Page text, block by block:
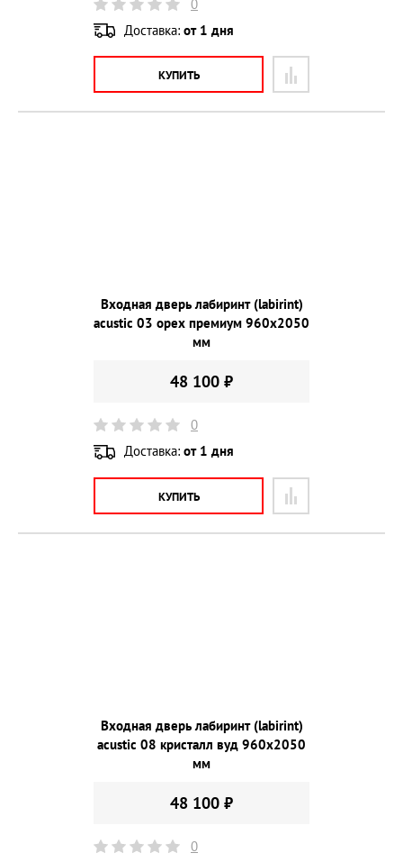
0
Доставка: от 1 дня
КУПИТЬ
Входная дверь лабиринт (labirint)
acustic 03 орех премиум 960х2050
мм
48 100 ₽
0
Доставка: от 1 дня
КУПИТЬ
Входная дверь лабиринт (labirint)
acustic 08 кристалл вуд 960х2050
мм
48 100 ₽
0